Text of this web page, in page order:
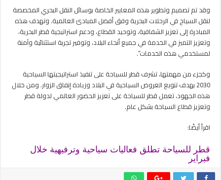
وقد تم تصميم وتطوير هذه المعايير الخاصة بوسائل النقل البحري المخصصة
لنقل السياح في الرحلات البحرية وفق أفضل المبادئ العالمية. وتهدف هذه
المبادرة إلى تعزيز الشفافية، وتوحيد القطاع، ودعم استراتيجية قطر البحرية،
وتعزيز التميز في الخدمة في جميع أنحاء البلاد، وتوفير تجربة استثنائية وآمنة
لمستخدمي هذه الخدمات”.
وكجزء من مهمتها، تشرف قطر للسياحة على تنفيذ استراتيجيتها السياحية
2030 بهدف تنويع العروض السياحية في البلاد وزيادة إنفاق الزوار. ومن خلال
هذه الجهود، تعمل قطر للسياحة على تعزيز الحضور العالمي لدولة قطر
وتعزيز قطاع السياحة بشكل عام.
اقرأ أيضًا:
قطر للسياحة تطلق فعاليات سياحية وترفيهية خلال
فبراير